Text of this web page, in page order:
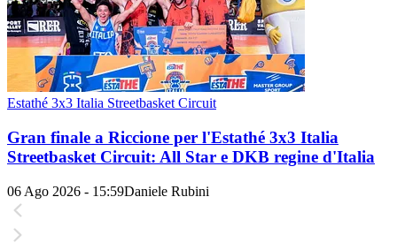
Estathé 3x3 Italia Streetbasket Circuit
Gran finale a Riccione per l'Estathé 3x3 Italia
Streetbasket Circuit: All Star e DKB regine d'Italia
06 Ago 2026 - 15:59Daniele Rubini